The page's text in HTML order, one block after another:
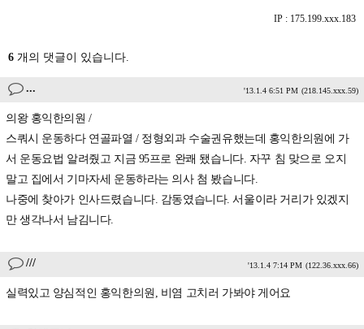
IP : 175.199.xxx.183
6 개의 댓글이 있습니다.
... '13.1.4 6:51 PM (218.145.xxx.59)
의왕 홍익한의원 /
스쿼시 운동하다 연골파열 / 정형외과 수술권유했는데 홍익한의원에 가
서 운동요법 알려줬고 지금 95프로 완쾌 됐습니다. 자꾸 침 맞으로 오지
말고 집에서 기마자세 운동하라는 의사 첨 봤습니다.
나중에 찾아가 인사드렸습니다. 감동였습니다. 서울이라 거리가 있겠지
만 생각나서 남김니다.
/// '13.1.4 7:14 PM (122.36.xxx.66)
실력있고 양심적인 홍익한의원, 비염 고치러 가봐야 게어요